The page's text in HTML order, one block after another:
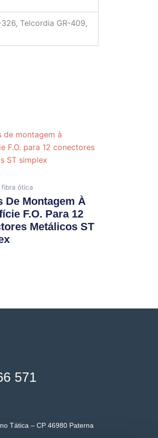
Telcordia GR-409,
fibra ótica
De Montagem À
F.O. Para 12
Metálicos ST
571
Tática – CP 46980 Paterna